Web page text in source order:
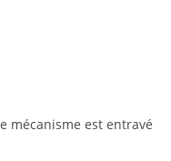
mécanisme est entravé